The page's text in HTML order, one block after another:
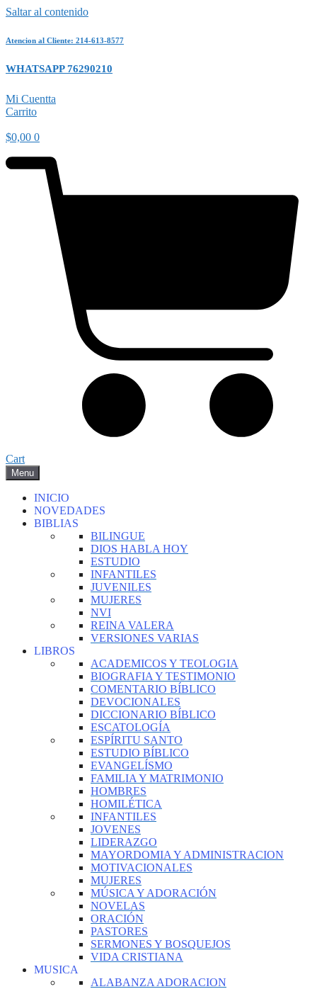
Saltar al contenido
Atencion al Cliente: 214-613-8577
WHATSAPP 76290210
Mi Cuentta
Carrito
$0,00 0
Cart
Menu
INICIO
NOVEDADES
BIBLIAS
BILINGUE
DIOS HABLA HOY
ESTUDIO
INFANTILES
JUVENILES
MUJERES
NVI
REINA VALERA
VERSIONES VARIAS
LIBROS
ACADEMICOS Y TEOLOGIA
BIOGRAFIA Y TESTIMONIO
COMENTARIO BÍBLICO
DEVOCIONALES
DICCIONARIO BÍBLICO
ESCATOLOGÍA
ESPÍRITU SANTO
ESTUDIO BÍBLICO
EVANGELÍSMO
FAMILIA Y MATRIMONIO
HOMBRES
HOMILÉTICA
INFANTILES
JOVENES
LIDERAZGO
MAYORDOMIA Y ADMINISTRACION
MOTIVACIONALES
MUJERES
MÚSICA Y ADORACIÓN
NOVELAS
ORACIÓN
PASTORES
SERMONES Y BOSQUEJOS
VIDA CRISTIANA
MUSICA
ALABANZA ADORACION